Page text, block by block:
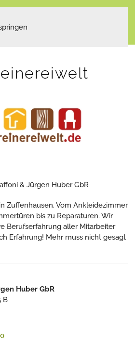
& Jürgen Huber GbR
Zuffenhausen. Vom Ankleidezimmer
bis zu Reparaturen. Wir
Berufserfahrung aller Mitarbeiter
Erfahrung! Mehr muss nicht gesagt
Huber GbR
B